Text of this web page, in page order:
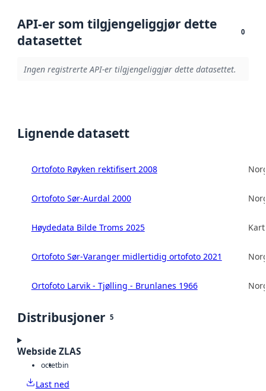
API-er som tilgjengeliggjør dette
datasettet
0
Ingen registrerte API-er tilgjengeliggjør dette datasettet.
Lignende datasett
Ortofoto Røyken rektifisert 2008
Ortofoto Sør-Aurdal 2000
Høydedata Bilde Troms 2025
Ortofoto Sør-Varanger midlertidig ortofoto 2021
Ortofoto Larvik - Tjølling - Brunlanes 1966
Distribusjoner 5
Webside ZLAS
octetbin
Last ned